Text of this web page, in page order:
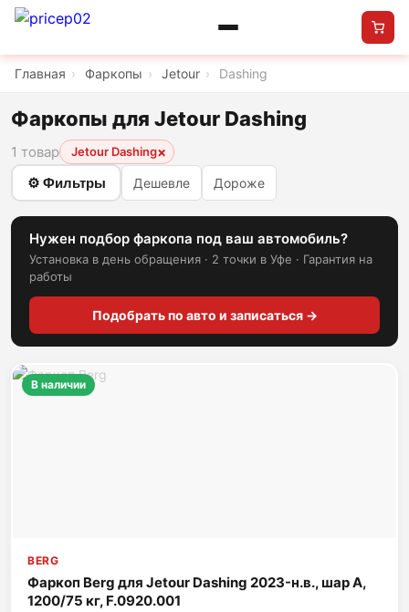
Главная › Фаркопы › Jetour › Dashing
Фаркопы для Jetour Dashing
1 товар Jetour Dashing×
⚙ Фильтры Дешевле Дороже
Нужен подбор фаркопа под ваш автомобиль?
Установка в день обращения · 2 точки в Уфе · Гарантия на
работы
Подобрать по авто и записаться →
В наличии
BERG
Фаркоп Berg для Jetour Dashing 2023-н.в., шар A,
1200/75 кг, F.0920.001